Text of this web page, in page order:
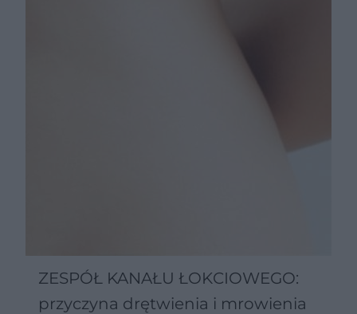
ZESPÓŁ KANAŁU ŁOKCIOWEGO:
przyczyna drętwienia i mrowienia